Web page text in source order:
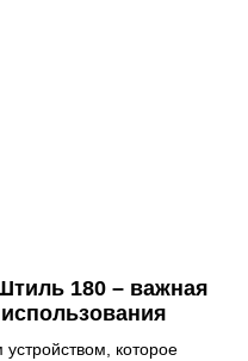
180 – важная
которое